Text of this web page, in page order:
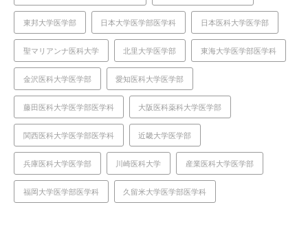
東邦大学医学部 日本大学医学部医学科 日本医科大学医学部
聖マリアンナ医科大学 北里大学医学部 東海大学医学部医学科
金沢医科大学医学部 愛知医科大学医学部
藤田医科大学医学部医学科 大阪医科薬科大学医学部
関西医科大学医学部医学科 近畿大学医学部
兵庫医科大学医学部 川崎医科大学 産業医科大学医学部
福岡大学医学部医学科 久留米大学医学部医学科